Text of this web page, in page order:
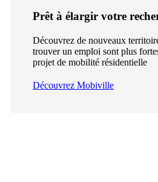
Prêt à élargir votre
Découvrez de nouveaux
trouver un emploi sont plus
projet de mobilité résidentielle
Découvrez Mobiville